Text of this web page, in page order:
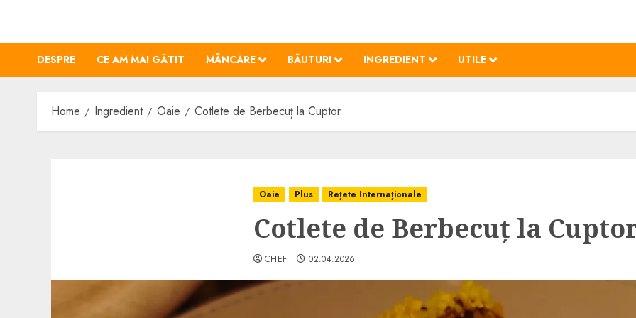
content
DESPRE CE AM MAI GĂTIT MÂNCARE BĂUTURI INGREDIENT UTILE
Home Ingredient Oaie Cotlete de Berbecuț la Cuptor
Oaie Plus Rețete Internaționale
Cotlete de Berbecuț la
CHEF 02.04.2026